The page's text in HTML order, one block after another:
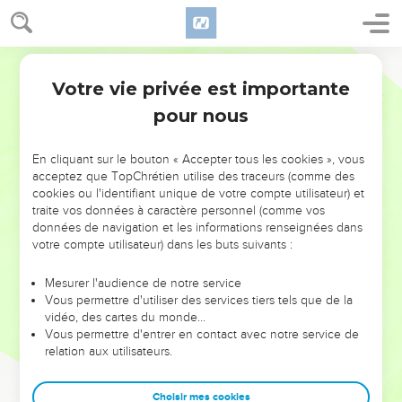
NE MANQUEZ PAS L’ÉVÉNEMENT
DE L’ANNÉE !
ET SI LEURS ERREURS POUVAIENT VOUS ÉVITER LES
VOTRES ?
leur foi ou leur vision. Mais on voit moins les doutes, les erreurs
et les saisons difficiles qu'ils ont traversés, alors même que ce
sont elles qui les ont façonnés.
Dans cette conférence, leaders, entrepreneurs, et responsables
clés pour avancer avec plus de sagesse afin que leurs erreurs
Votre vie privée est importante
pour nous
En cliquant sur le bouton « Accepter tous les cookies », vous
acceptez que TopChrétien utilise des traceurs (comme des
cookies ou l'identifiant unique de votre compte utilisateur) et
traite vos données à caractère personnel (comme vos
données de navigation et les informations renseignées dans
votre compte utilisateur) dans les buts suivants :
Mesurer l'audience de notre service
Vous permettre d'utiliser des services tiers tels que de la
vidéo, des cartes du monde…
Vous permettre d'entrer en contact avec notre service de
relation aux utilisateurs.
Choisir mes cookies